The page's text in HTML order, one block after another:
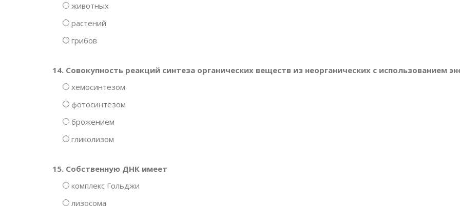
животных
растений
грибов
14. Совокупность реакций синтеза органических веществ из неорганических с использованием
хемосинтезом
фотосинтезом
брожением
гликолизом
15. Собственную ДНК имеет
комплекс Гольджи
лизосома